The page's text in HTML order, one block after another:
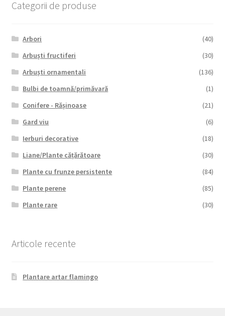
Categorii de produse
Arbori
(40)
Arbuști fructiferi
(30)
Arbuști ornamentali
(136)
Bulbi de toamnă/primăvară
(1)
Conifere - Rășinoase
(21)
Gard viu
(6)
Ierburi decorative
(18)
Liane/Plante cățărătoare
(30)
Plante cu frunze persistente
(84)
Plante perene
(85)
Plante rare
(30)
Articole recente
Plantare artar flamingo